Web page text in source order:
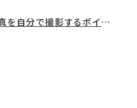
自分で撮影するポイント